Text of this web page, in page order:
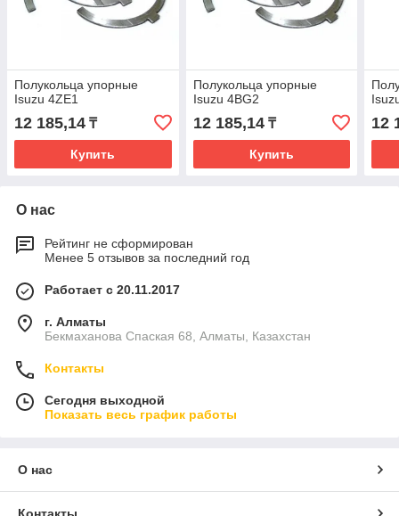
Полукольца упорные
Isuzu 4ZE1
12 185,14 ₸
Купить
Полукольца упорные
Isuzu 4BG2
12 185,14₸
Купить
12
О нас
Рейтинг не сформирован
Менее 5 отзывов за последний год
Работает с 20.11.2017
г. Алматы
Бекмаханова Спаская 68, Алматы, Казахстан
Контакты
Сегодня выходной
Показать весь график работы
О нас